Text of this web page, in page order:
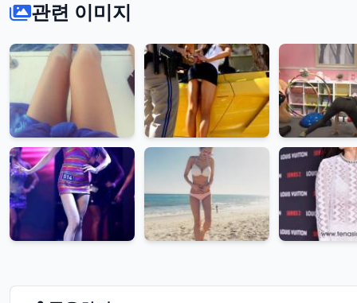
관련 이미지